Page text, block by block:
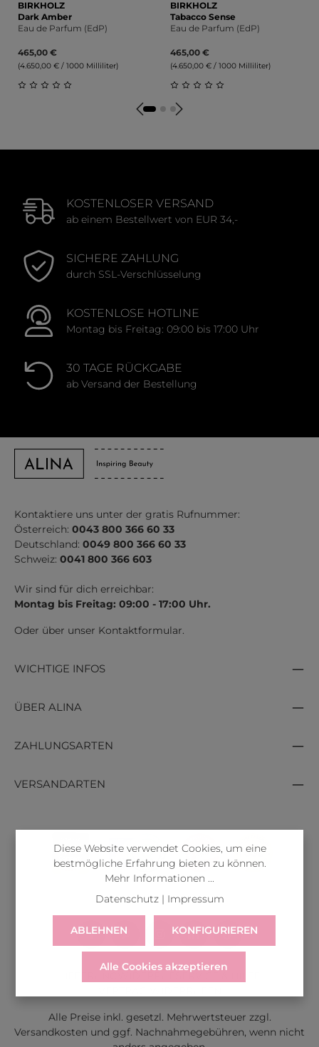
BIRKHOLZ
Dark Amber
Eau de Parfum (EdP)
465,00 €
(4.650,00 € / 1000 Milliliter)
Durchschnittliche Bewertung von 0 von 5 Sternen
BIRKHOLZ
Tabacco Sense
Eau de Parfum (EdP)
465,00 €
(4.650,00 € / 1000 Milliliter)
Durchschnittliche
KOSTENLOSER VERSAND
ab einem Bestellwert von EUR 34,-
SICHERE ZAHLUNG
durch SSL-Verschlüsselung
KOSTENLOSE HOTLINE
Montag bis Freitag: 09:00 bis 17:00 Uhr
30 TAGE RÜCKGABE
ab Versand der Bestellung
Kontaktiere uns unter der gratis Rufnummer:
Österreich: 0043 800 366 60 33
Deutschland: 0049 800 366 60 33
Schweiz: 0041 800 366 603
Wir sind für dich erreichbar:
Montag bis Freitag: 09:00 - 17:00 Uhr.
Oder über unser Kontaktformular.
WICHTIGE INFOS
ÜBER ALINA
ZAHLUNGSARTEN
VERSANDARTEN
SERVICE & HILFE
Alle Preise inkl. gesetzl. Mehrwertsteuer zzgl.
Versandkosten und ggf. Nachnahmegebühren, wenn nicht
Diese Website verwendet Cookies, um eine
bestmögliche Erfahrung bieten zu können.
Mehr Informationen ...
Datenschutz| Impressum
ABLEHNEN KONFIGURIEREN
Alle Cookies akzeptieren